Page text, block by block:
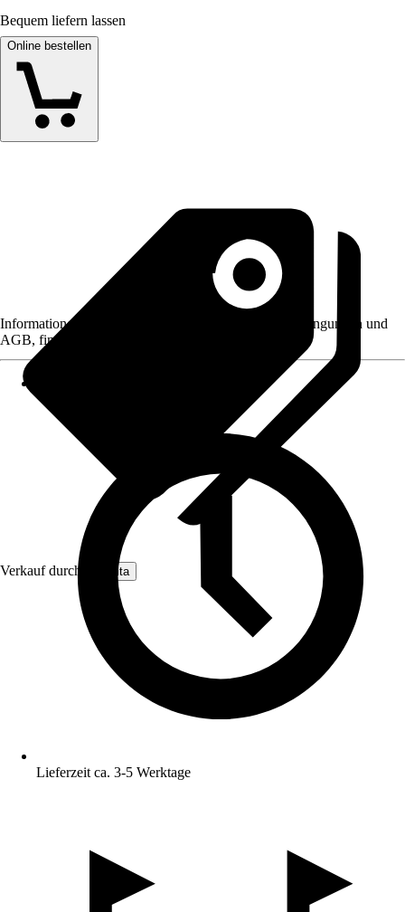
Bequem liefern lassen
Online bestellen
Verkauf durch: Nomita
Informationen des Verkäufers, wie z. B. Rückgabebedingungen und
AGB, finden Sie bei Klick auf den Verkäufernamen.
Lieferzeit ca. 3-5 Werktage